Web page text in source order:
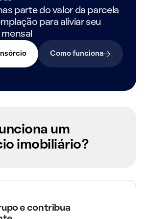
parte do valor da parcela
para aliviar seu
Como funciona
um
imobiliário?
e contribua